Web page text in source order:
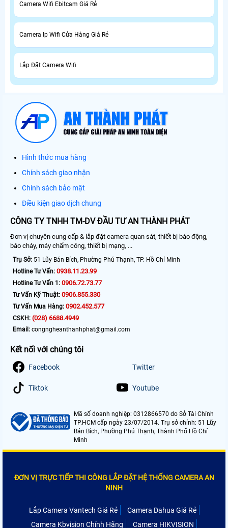
Camera Wifi Ebitcam Giá Rẻ
Camera Ip Wifi Cửa Hàng Giá Rẻ
Lắp Đặt Camera Wifi
Hình thức mua hàng
Chính sách giao nhận
Chính sách bảo mật
Điều kiện giao dịch chung
CÔNG TY TNHH TM-DV ĐẦU TƯ AN THÀNH PHÁT
Đơn vị chuyên cung cấp & lắp đặt camera quan sát, thiết bị báo động,
báo cháy, máy chấm công, thiết bị mạng, ...
Trụ Sở: 51 Lũy Bán Bích, Phường Phú Thạnh, TP. Hồ Chí Minh
Hotline Tư Vấn: 0938.11.23.99
Hotline Tư Vấn 1: 0906.72.73.77
Tư Vấn Kỹ Thuật: 0906.855.330
Tư Vấn Mua Hàng: 0902.452.577
CSKH: (028) 6688.4949
Email: congngheanthanhphat@gmail.com
Kết nối với chúng tôi
Facebook Twitter
Tiktok Youtube
Mã số doanh nghiệp: 0312866570 do Sở Tài Chính
TP.HCM cấp ngày 23/07/2014. Trụ sở chính: 51 Lũy
Bán Bích, Phường Phú Thạnh, Thành Phố Hồ Chí
Minh
ĐƠN VỊ TRỰC TIẾP THI CÔNG LẮP ĐẶT HỆ THỐNG CAMERA AN
NINH
Lắp Camera Vantech Giá Rẻ
Camera Dahua Giá Rẻ
Camera Kbvision Chính Hãng
Camera HIKVISION